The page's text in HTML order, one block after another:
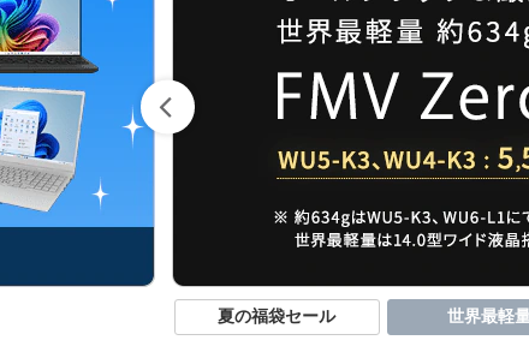
夏の福袋セール 世界最軽